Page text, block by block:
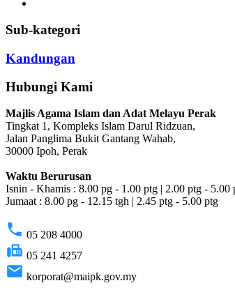
Sub-kategori
Kandungan
Hubungi Kami
Majlis Agama Islam dan Adat Melayu Perak
Tingkat 1, Kompleks Islam Darul Ridzuan,
Jalan Panglima Bukit Gantang Wahab,
30000 Ipoh, Perak
Waktu Berurusan
Isnin - Khamis : 8.00 pg - 1.00 ptg | 2.00 ptg - 5.00
Jumaat : 8.00 pg - 12.15 tgh | 2.45 ptg - 5.00 ptg
phone 05 208 4000
fax 05 241 4257
email korporat@maipk.gov.my